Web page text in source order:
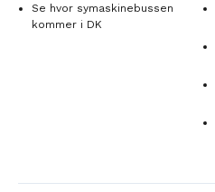
Se hvor symaskinebussen
kommer i DK